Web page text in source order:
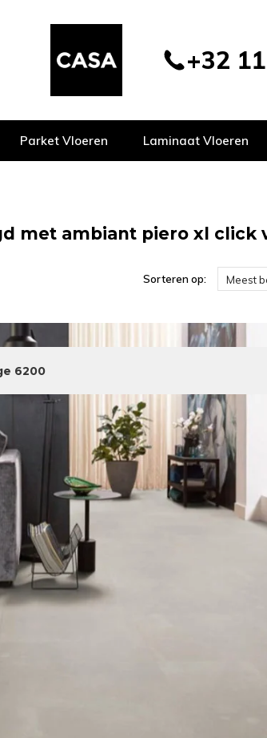
+32
Parket Vloeren Laminaat Vloeren
met ambiant piero xl click
Sorteren op: Meest
6200